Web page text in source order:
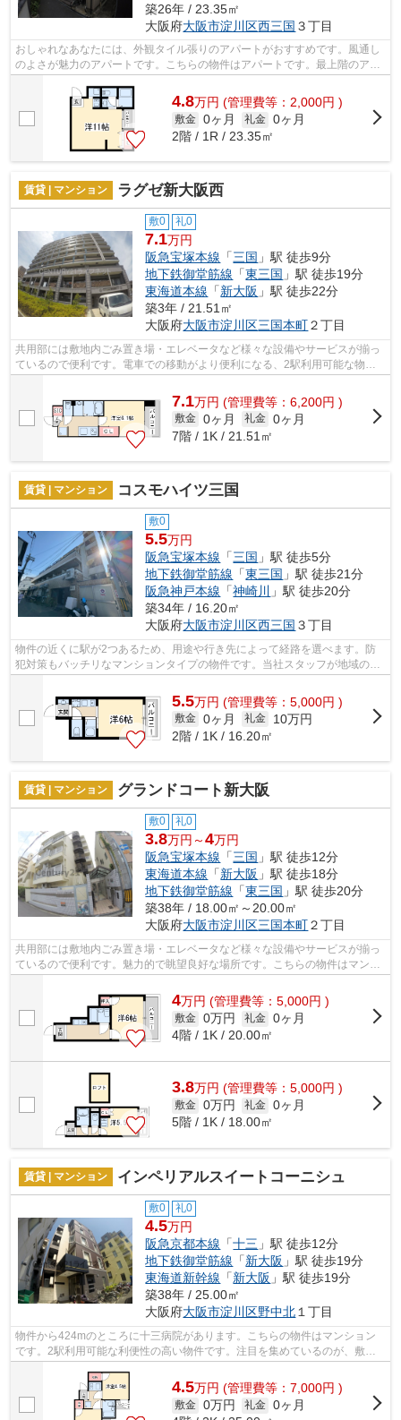
築26年 / 23.35㎡
大阪府大阪市淀川区西三国 ３丁目
おしゃれなあなたには、外観タイル張りのアパートがおすすめです。風通し
のよさが魅力のアパートです。こちらの物件はアパートです。最上階のアパ
4.8万円 (管理費等：2,000円 )
敷金 0ヶ月 礼金 0ヶ月
2階 / 1R / 23.35㎡
賃貸 | マンション ラグゼ新大阪西
敷0 礼0
7.1万円
阪急宝塚本線 「三国 」駅 徒歩9分
地下鉄御堂筋線 「東三国 」駅 徒歩19分
東海道本線 「新大阪 」駅 徒歩22分
築3年 / 21.51㎡
大阪府大阪市淀川区三国本町２丁目
共用部には敷地内ごみ置き場・エレベータなど様々な設備やサービスが揃っ
ているので便利です。電車での移動がより便利になる、2駅利用可能な物件
7.1万円 (管理費等：6,200円 )
敷金 0ヶ月 礼金 0ヶ月
7階 / 1K / 21.51㎡
賃貸 | マンション コスモハイツ三国
敷0
5.5万円
阪急宝塚本線 「三国 」駅 徒歩5分
地下鉄御堂筋線 「東三国 」駅 徒歩21分
阪急神戸本線 「神崎川
」駅 徒歩20分
築34年 / 16.20㎡
大阪府大阪市淀川区西三国 ３丁目
物件の近くに駅が2つあるため、用途や行き先によって経路を選べます。防
犯対策もバッチリなマンションタイプの物件です。当社スタッフが地域の賃
5.5万円 (管理費等：5,000円 )
敷金 0ヶ月 礼金
10万円
2階 / 1K / 16.20㎡
賃貸 | マンション グランドコート新大阪
敷0 礼0
3.8万円～4万円
阪急宝塚本線 「三国 」駅 徒歩12分
東海道本線 「新大阪 」駅 徒歩18分
地下鉄御堂筋線 「東三国 」駅 徒歩20分
築38年 / 18.00㎡～20.00㎡
大阪府大阪市淀川区三国本町２丁目
共用部には敷地内ごみ置き場・エレベータなど様々な設備やサービスが揃っ
ているので便利です。魅力的で眺望良好な場所です。こちらの物件はマンシ
ョンです。2駅利用可物件なので、よく...
4万円 (管理費等：5,000円 )
敷金 0万円 礼金 0ヶ月
4階 / 1K / 20.00㎡
3.8万円 (管理費等：5,000円 )
敷金 0万円 礼金 0ヶ月
5階 / 1K / 18.00㎡
賃貸 | マンション インペリアルスイートコーニシュ
敷0 礼0
4.5万円
阪急京都本線 「十三 」駅 徒歩12分
地下鉄御堂筋線 「新大阪 」駅 徒歩19分
東海道新幹線 「新大阪 」駅 徒歩19分
築38年 / 25.00㎡
大阪府大阪市淀川区野中北 １丁目
物件から424mのところに十三病院があります。こちらの物件はマンション
です。2駅利用可能な利便性の高い物件です。注目を集めているのが、敷地
内ごみ置き場のある物件です。物件探しを...
4.5万円 (管理費等：7,000円 )
敷金 0万円 礼金 0ヶ月